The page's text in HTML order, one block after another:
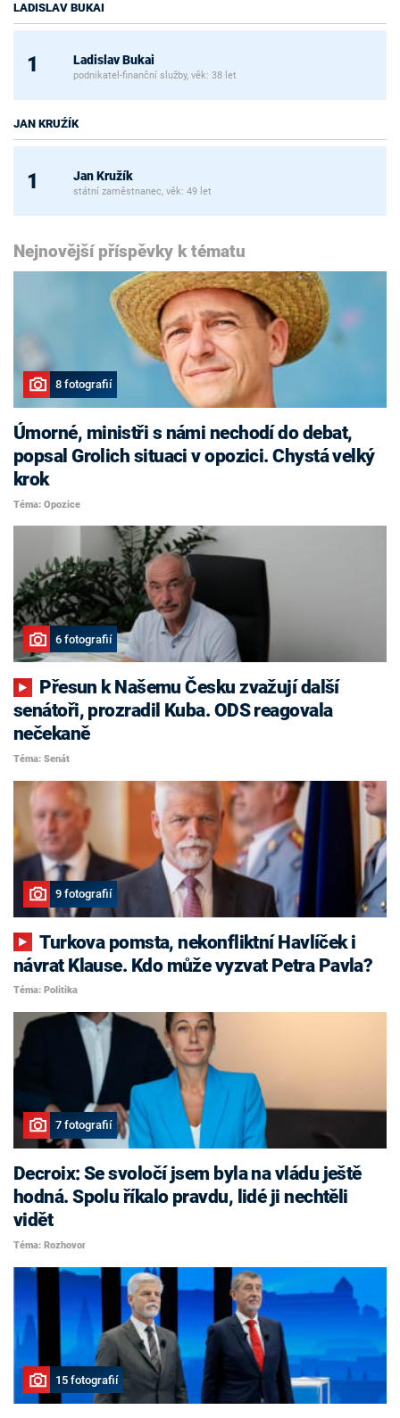
LADISLAV BUKAI
1 Ladislav Bukai
podnikatel-finanční služby, věk: 38 let
JAN KRUŹÍK
1 Jan Kružík
státní zaměstnanec, věk: 49 let
Nejnovější příspěvky k tématu
8 fotografií
Úmorné, ministři s námi nechodí do debat,
popsal Grolich situaci v opozici. Chystá velký
krok
Téma: Opozice
6 fotografií
senátoři, prozradil Kuba. ODS reagovala
nečekaně
Téma: Senát
9 fotografií
Turkova pomsta, nekonfliktní Havlíček i
návrat Klause. Kdo může vyzvat Petra Pavla?
Téma: Politika
7 fotografií
Decroix: Se svoločí jsem byla na vládu ještě
hodná. Spolu říkalo pravdu, lidé ji nechtěli
vidět
Téma: Rozhovor
15 fotografií